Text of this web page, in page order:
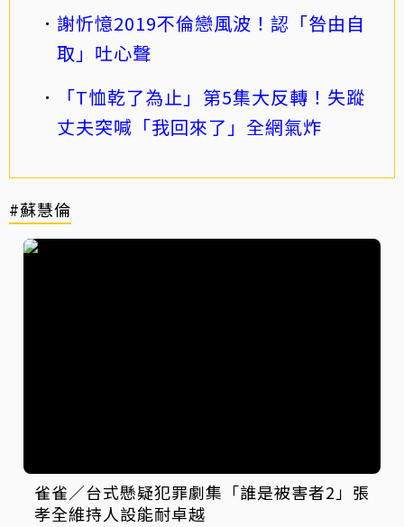
謝忻憶2019不倫戀風波！認「咎由自
取」吐心聲
「T恤乾了為止」第5集大反轉！失蹤
丈夫突喊「我回來了」全網氣炸
#蘇慧倫
雀雀／台式懸疑犯罪劇集「誰是被害者2」張
孝全維持人設能耐卓越